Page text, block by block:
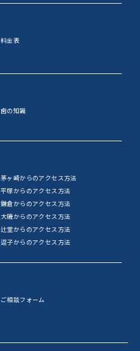
料金表
歯の知識
茅ヶ崎からのアクセス方法
平塚からのアクセス方法
鎌倉からのアクセス方法
大磯からのアクセス方法
辻堂からのアクセス方法
逗子からのアクセス方法
ご相談フォーム